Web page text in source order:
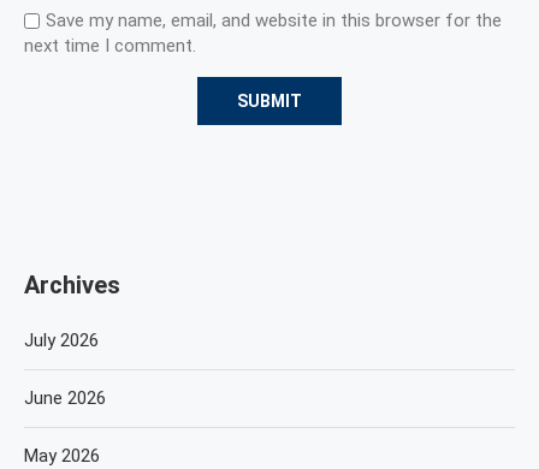
Save my name, email, and website in this browser for the
next time I comment.
Archives
July 2026
June 2026
May 2026